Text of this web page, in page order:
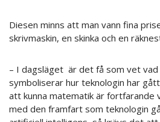
Diesen minns att man vann fina
skrivmaskin, en skinka och en
– I dagsläget är det få som vet vad
symboliserar hur teknologin har
att kunna matematik är fortfarande
med den framfart som teknologin